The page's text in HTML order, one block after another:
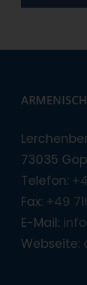
73035
Telefon:
Fax: +49
E-Mail:
Webseite: